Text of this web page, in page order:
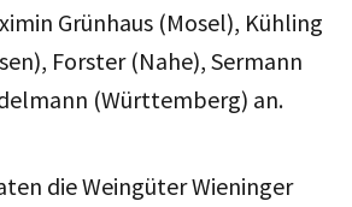
Grünhaus (Mosel), Kühling
Forster (Nahe), Sermann
(Württemberg) an.
die Weingüter Wieninger